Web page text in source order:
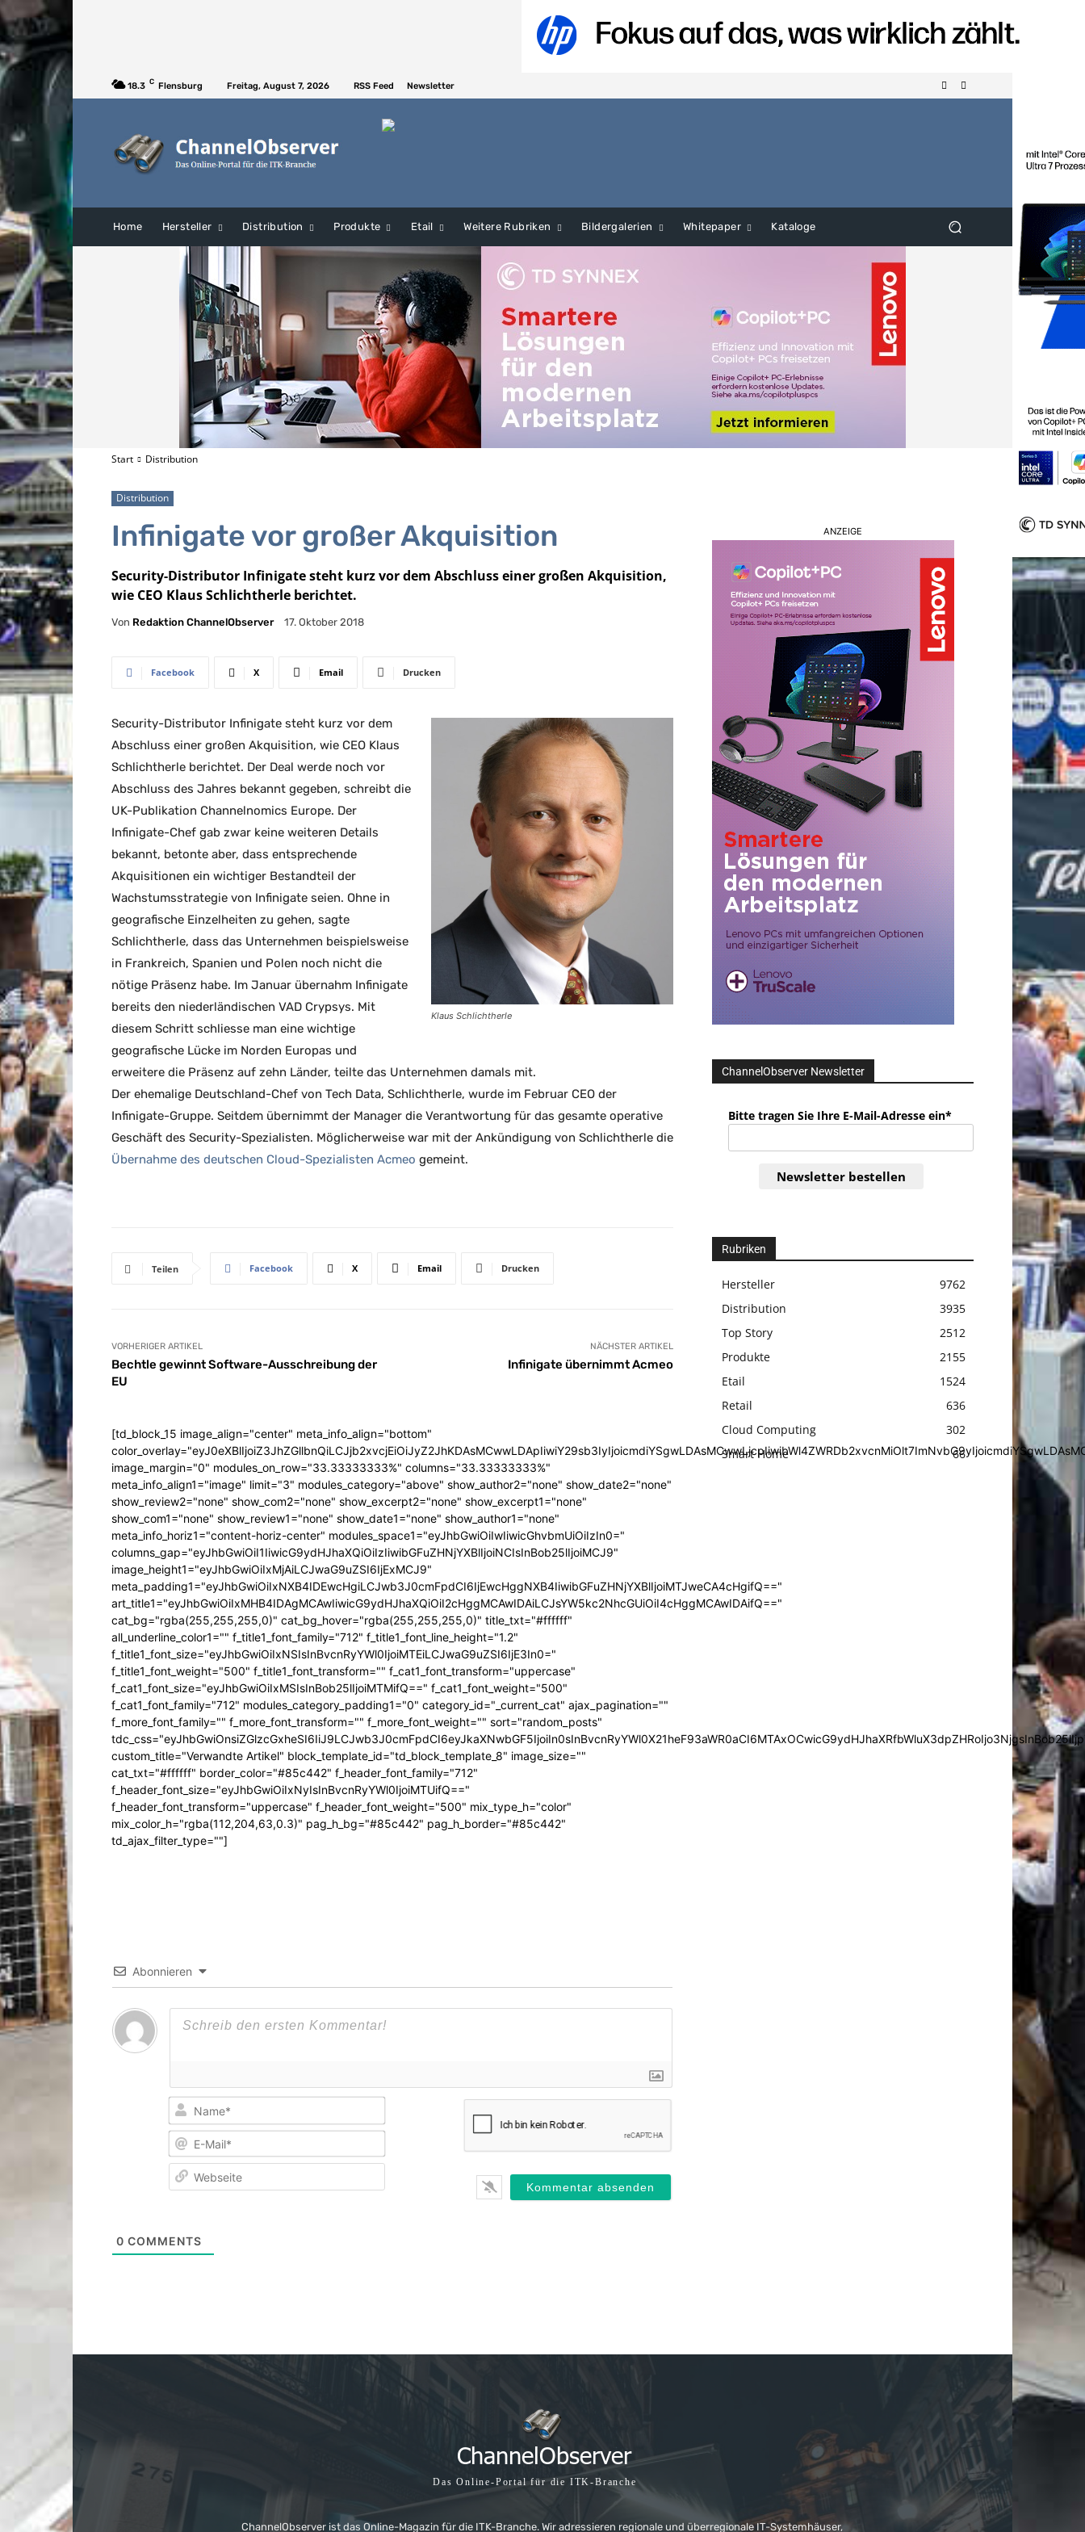
18.3 C Flensburg Freitag, August 7, 2026 RSS Feed Newsletter
Home Hersteller Distribution Produkte Etail Weitere Rubriken Bildergalerien Whitepaper Kataloge
Start Distribution
Distribution
Infinigate vor großer Akquisition
Security-Distributor Infinigate steht kurz vor dem Abschluss einer großen Akquisition,
wie CEO Klaus Schlichtherle berichtet.
Von Redaktion ChannelObserver 17. Oktober 2018
Facebook X Email Drucken
Klaus Schlichtherle
Security-Distributor Infinigate steht kurz vor dem
Abschluss einer großen Akquisition, wie CEO Klaus
Schlichtherle berichtet. Der Deal werde noch vor
Abschluss des Jahres bekannt gegeben, schreibt die
UK-Publikation Channelnomics Europe. Der
Infinigate-Chef gab zwar keine weiteren Details
bekannt, betonte aber, dass entsprechende
Akquisitionen ein wichtiger Bestandteil der
Wachstumsstrategie von Infinigate seien. Ohne in
geografische Einzelheiten zu gehen, sagte
Schlichtherle, dass das Unternehmen beispielsweise
in Frankreich, Spanien und Polen noch nicht die
nötige Präsenz habe. Im Januar übernahm Infinigate
bereits den niederländischen VAD Crypsys. Mit
diesem Schritt schliesse man eine wichtige
geografische Lücke im Norden Europas und
erweitere die Präsenz auf zehn Länder, teilte das Unternehmen damals mit.
Der ehemalige Deutschland-Chef von Tech Data, Schlichtherle, wurde im Februar CEO der
Infinigate-Gruppe. Seitdem übernimmt der Manager die Verantwortung für das gesamte operative
Geschäft des Security-Spezialisten. Möglicherweise war mit der Ankündigung von Schlichtherle die
Übernahme des deutschen Cloud-Spezialisten Acmeo gemeint.
Teilen Facebook X Email Drucken
VORHERIGER ARTIKEL
Bechtle gewinnt Software-Ausschreibung der
EU
NÄCHSTER ARTIKEL
Infinigate übernimmt Acmeo
[td_block_15 image_align="center" meta_info_align="bottom"
image_margin="0" modules_on_row="33.33333333%" columns="33.33333333%"
meta_info_align1="image" limit="3" modules_category="above" show_author2="none" show_date2="none"
show_review2="none" show_com2="none" show_excerpt2="none" show_excerpt1="none"
show_com1="none" show_review1="none" show_date1="none" show_author1="none"
meta_info_horiz1="content-horiz-center" modules_space1="eyJhbGwiOiIwIiwicGhvbmUiOiIzIn0="
columns_gap="eyJhbGwiOiI1IiwicG9ydHJhaXQiOiIzIiwibGFuZHNjYXBlIjoiNCIsInBob25lIjoiMCJ9"
image_height1="eyJhbGwiOiIxMjAiLCJwaG9uZSI6IjExMCJ9"
meta_padding1="eyJhbGwiOiIxNXB4IDEwcHgiLCJwb3J0cmFpdCI6IjEwcHggNXB4IiwibGFuZHNjYXBlIjoiMTJweCA4cHgifQ=="
art_title1="eyJhbGwiOiIxMHB4IDAgMCAwIiwicG9ydHJhaXQiOiI2cHggMCAwIDAiLCJsYW5kc2NhcGUiOiI4cHggMCAwIDAifQ=="
cat_bg="rgba(255,255,255,0)" cat_bg_hover="rgba(255,255,255,0)" title_txt="#ffffff"
all_underline_color1="" f_title1_font_family="712" f_title1_font_line_height="1.2"
f_title1_font_size="eyJhbGwiOiIxNSIsInBvcnRyYWl0IjoiMTEiLCJwaG9uZSI6IjE3In0="
f_title1_font_weight="500" f_title1_font_transform="" f_cat1_font_transform="uppercase"
f_cat1_font_size="eyJhbGwiOiIxMSIsInBob25lIjoiMTMifQ==" f_cat1_font_weight="500"
f_cat1_font_family="712" modules_category_padding1="0" category_id="_current_cat" ajax_pagination=""
f_more_font_family="" f_more_font_transform="" f_more_font_weight="" sort="random_posts"
custom_title="Verwandte Artikel" block_template_id="td_block_template_8" image_size=""
cat_txt="#ffffff" border_color="#85c442" f_header_font_family="712"
f_header_font_size="eyJhbGwiOiIxNyIsInBvcnRyYWl0IjoiMTUifQ=="
f_header_font_transform="uppercase" f_header_font_weight="500" mix_type_h="color"
mix_color_h="rgba(112,204,63,0.3)" pag_h_bg="#85c442" pag_h_border="#85c442"
td_ajax_filter_type=""]
Abonnieren
Name*
E-
0 COMMENTS
ANZEIGE
ChannelObserver Newsletter
Bitte tragen Sie Ihre E-Mail-Adresse ein*
Newsletter bestellen
Rubriken
Hersteller
9762
Distribution
3935
Top Story
2512
Produkte
2155
Etail
1524
Retail
636
Cloud Computing
302
Smart Home
66
Das Online-Portal für die ITK-Branche
ChannelObserver ist das Online-Magazin für die ITK-Branche. Wir adressieren regionale und überregionale IT-Systemhäuser,